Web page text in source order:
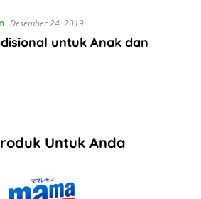
Desember 24, 2019
untuk Anak dan
Untuk Anda